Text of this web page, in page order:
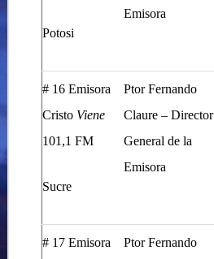
Potosi
Emisora
# 16 Emisora
Cristo Viene
101,1 FM
Sucre
Ptor Fernando
Claure – Director
General de la
Emisora
# 17 Emisora
Ptor Fernando